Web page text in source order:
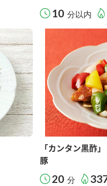
10 分以内
「カンタン黒酢
豚
20 分